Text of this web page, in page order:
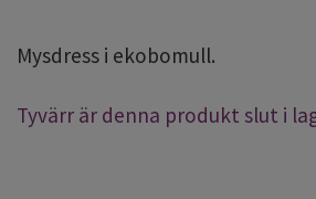
Mysdress i ekobomull.
Tyvärr är denna produkt slut i